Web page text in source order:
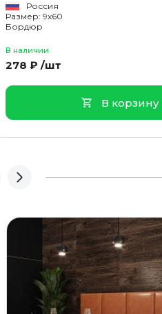
Россия
Размер: 9x60
Бордюр
В наличии
278 ₽ /шт
В корзину